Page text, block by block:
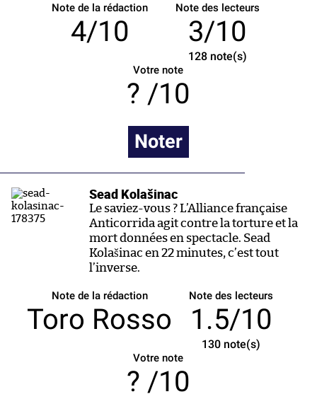
Note de la rédaction
4/10
Note des lecteurs
3/10
128note(s)
Votre note
/10
Noter
Sead Kolašinac
Le saviez-vous ? L’Alliance française
Anticorrida agit contre la torture et la
mort données en spectacle. Sead
Kolašinac en 22 minutes, c’est tout
l’inverse.
Note de la rédaction
Toro Rosso
Note des lecteurs
1.5/10
130note(s)
Votre note
/10